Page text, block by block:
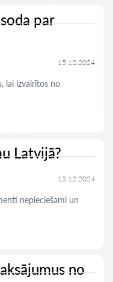
par
15.12.2024
lai izvairītos no
Latvijā?
15.12.2024
nepieciešami un
no